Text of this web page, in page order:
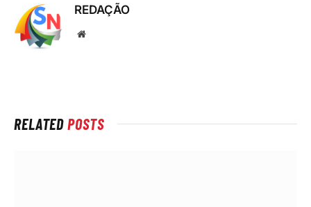
REDAÇÃO
Local
RELATEDPOSTS